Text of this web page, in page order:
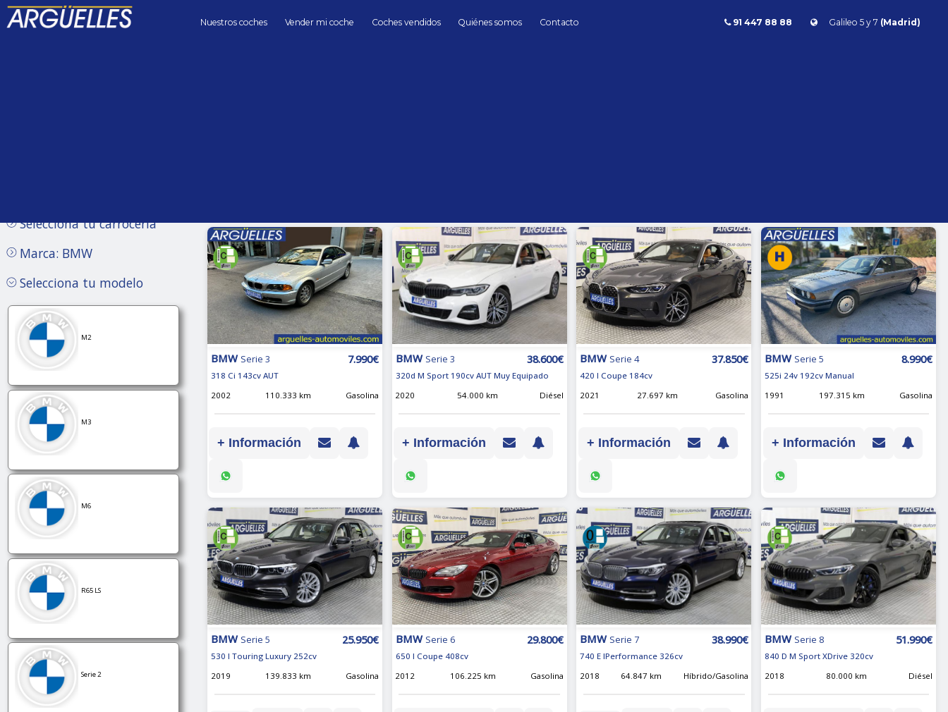
Nuestros coches Vender mi coche Coches vendidos Quiénes somos Contacto 91 447 88 88 Galileo 5 y 7 (Madrid)
BMW Serie 3 7.990€
318 Ci 143cv AUT
2002
110.333 km Gasolina
+ Información
BMW Serie 3 38.600€
320d M Sport 190cv AUT Muy Equipado
2020
54.000 km Diésel
+ Información
BMW Serie 4 37.850€
420 I Coupe 184cv
2021
27.697 km Gasolina
+ Información
BMW Serie 5 8.990€
525i 24v 192cv Manual
1991
197.315 km Gasolina
+ Información
BMW Serie 5 25.950€
530 I Touring Luxury 252cv
2019
139.833 km Gasolina
BMW Serie 6 29.800€
650 I Coupe 408cv
2012
106.225 km Gasolina
BMW Serie 7 38.990€
740 E IPerformance 326cv
2018
64.847 km Híbrido/Gasolina
BMW Serie 8 51.990€
840 D M Sport XDrive 320cv
2018
80.000 km Diésel
Selecciona tu carrocería
Marca: BMW
Selecciona tu modelo
M2
M3
M6
R65 LS
Serie 2